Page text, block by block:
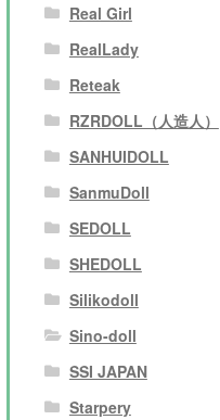
Real Girl
RealLady
Reteak
RZRDOLL（人造人）
SANHUIDOLL
SanmuDoll
SEDOLL
SHEDOLL
Silikodoll
Sino-doll
SSI JAPAN
Starpery